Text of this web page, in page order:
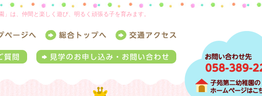
は、仲間と楽しく遊び、明るく頑張る子を育みます。